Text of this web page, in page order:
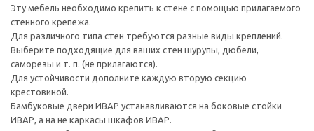
Эту мебель необходимо крепить к стене с помощью прилагаемого
стенного крепежа.
Для различного типа стен требуются разные виды креплений.
Выберите подходящие для ваших стен шурупы, дюбели,
саморезы и т. п. (не прилагаются).
Для устойчивости дополните каждую вторую секцию
крестовиной.
Бамбуковые двери ИВАР устанавливаются на боковые стойки
ИВАР, а на не каркасы шкафов ИВАР.